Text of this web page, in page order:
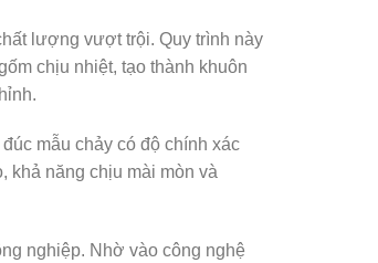
lượng vượt trội. Quy trình này
chịu nhiệt, tạo thành khuôn
mẫu chảy có độ chính xác
khả năng chịu mài mòn và
nghiệp. Nhờ vào công nghệ